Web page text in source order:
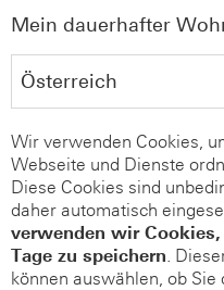
Mein dauerhafter
Wir verwenden Cookies,
Webseite und Dienste
Diese Cookies sind
daher automatisch
verwenden wir
Tage zu speichern.
können auswählen, ob